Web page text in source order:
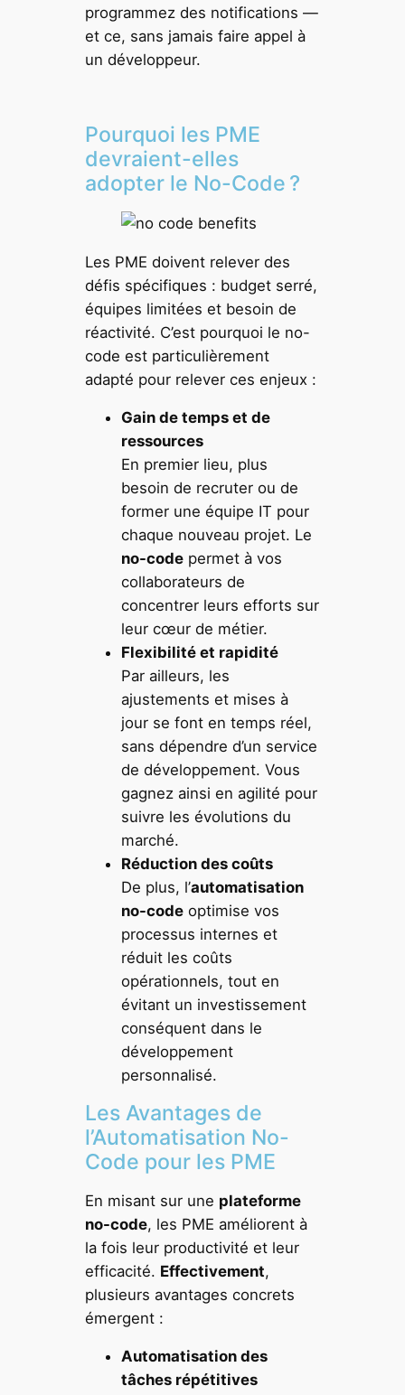
programmez des notifications —
et ce, sans jamais faire appel à
un développeur.
Pourquoi les PME
devraient-elles
adopter le No-Code ?
Les PME doivent relever des
défis spécifiques : budget serré,
équipes limitées et besoin de
réactivité. C’est pourquoi le no-
code est particulièrement
adapté pour relever ces enjeux :
Gain de temps et de
ressources
En premier lieu, plus
besoin de recruter ou de
former une équipe IT pour
chaque nouveau projet. Le
no-code permet à vos
collaborateurs de
concentrer leurs efforts sur
leur cœur de métier.
Flexibilité et rapidité
Par ailleurs, les
ajustements et mises à
jour se font en temps réel,
sans dépendre d’un service
de développement. Vous
gagnez ainsi en agilité pour
suivre les évolutions du
marché.
Réduction des coûts
De plus, l’automatisation
no-code optimise vos
processus internes et
réduit les coûts
opérationnels, tout en
évitant un investissement
conséquent dans le
développement
personnalisé.
Les Avantages de
l’Automatisation No-
Code pour les PME
En misant sur une plateforme
no-code, les PME améliorent à
la fois leur productivité et leur
efficacité. Effectivement,
plusieurs avantages concrets
émergent :
Automatisation des
tâches répétitives